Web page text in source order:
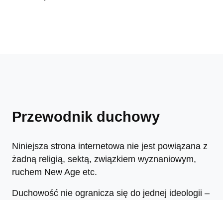
Przewodnik duchowy
Niniejsza strona internetowa nie jest powiązana z
żadną religią, sektą, związkiem wyznaniowym,
ruchem New Age etc.
Duchowość nie ogranicza się do jednej ideologii –